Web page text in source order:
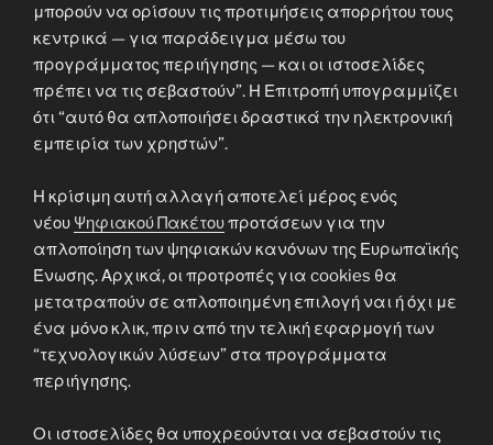
μπορούν να ορίσουν τις προτιμήσεις απορρήτου τους
κεντρικά — για παράδειγμα μέσω του
προγράμματος περιήγησης — και οι ιστοσελίδες
πρέπει να τις σεβαστούν”. Η Επιτροπή υπογραμμίζει
ότι “αυτό θα απλοποιήσει δραστικά την ηλεκτρονική
εμπειρία των χρηστών”.
Η κρίσιμη αυτή αλλαγή αποτελεί μέρος ενός
νέου Ψηφιακού Πακέτουπροτάσεων για την
απλοποίηση των ψηφιακών κανόνων της Ευρωπαϊκής
Ένωσης. Αρχικά, οι προτροπές για cookies θα
μετατραπούν σε απλοποιημένη επιλογή ναι ή όχι με
ένα μόνο κλικ, πριν από την τελική εφαρμογή των
“τεχνολογικών λύσεων” στα προγράμματα
περιήγησης.
Οι ιστοσελίδες θα υποχρεούνται να σεβαστούν τις